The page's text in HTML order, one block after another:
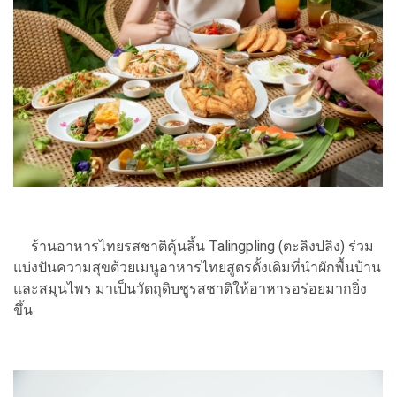
ร้านอาหารไทยรสชาติคุ้นลิ้น Talingpling (ตะลิงปลิง) ร่วม
แบ่งปันความสุขด้วยเมนูอาหารไทยสูตรดั้งเดิมที่นำผักพื้นบ้าน
และสมุนไพร มาเป็นวัตถุดิบชูรสชาติให้อาหารอร่อยมากยิ่ง
ขึ้น